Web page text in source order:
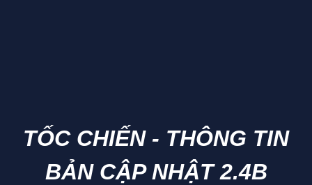
TỐC CHIẾN - THÔNG TIN
BẢN CẬP NHẬT 2.4B